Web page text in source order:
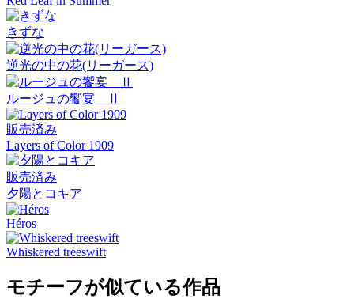
きずな
逆光の中の花(リーガース)
ルージュの饗宴 Ⅱ
販売済み
Layers of Color 1909
販売済み
夕陽とコキア
Héros
Whiskered treeswift
モチーフが似ている作品